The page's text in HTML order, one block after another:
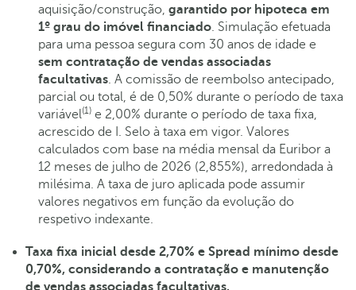
aquisição/construção, garantido por hipoteca em
1º grau do imóvel financiado. Simulação efetuada
para uma pessoa segura com 30 anos de idade e
sem contratação de vendas associadas
facultativas. A comissão de reembolso antecipado,
parcial ou total, é de 0,50% durante o período de taxa
variável(1) e 2,00% durante o período de taxa fixa,
acrescido de I. Selo à taxa em vigor. Valores
calculados com base na média mensal da Euribor a
12 meses de julho de 2026 (2,855%), arredondada à
milésima. A taxa de juro aplicada pode assumir
valores negativos em função da evolução do
respetivo indexante.
Taxa fixa inicial desde 2,70% e Spread mínimo desde
0,70%, considerando a contratação e manutenção
de vendas associadas facultativas.